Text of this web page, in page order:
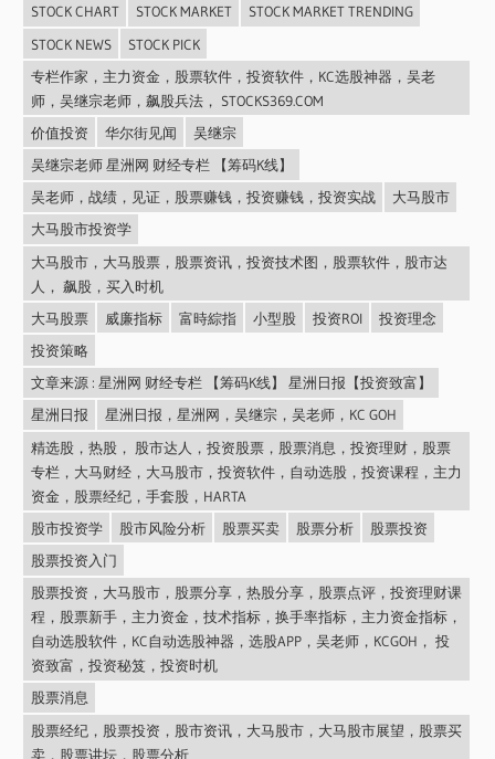
STOCK CHART
STOCK MARKET
STOCK MARKET TRENDING
STOCK NEWS
STOCK PICK
专栏作家，主力资金，股票软件，投资软件，KC选股神器，吴老
师，吴继宗老师，飙股兵法， STOCKS369.COM
价值投资
华尔街见闻
吴继宗
吴继宗老师 星洲网 财经专栏 【筹码K线】
吴老师，战绩，见证，股票赚钱，投资赚钱，投资实战
大马股市
大马股市投资学
大马股市，大马股票，股票资讯，投资技术图，股票软件，股市达
人， 飙股，买入时机
大马股票
威廉指标 富時綜指 小型股 投资ROI
投资理念
投资策略
文章来源 : 星洲网 财经专栏 【筹码K线】 星洲日报【投资致富】
星洲日报
星洲日报，星洲网，吴继宗，吴老师，KC GOH
精选股，热股， 股市达人，投资股票，股票消息，投资理财，股票
专栏，大马财经，大马股市，投资软件，自动选股，投资课程，主力
资金，股票经纪，手套股，HARTA
股市投资学
股市风险分析 股票买卖 股票分析
股票投资
股票投资入门
股票投资，大马股市，股票分享，热股分享，股票点评，投资理财课
程，股票新手，主力资金，技术指标，换手率指标，主力资金指标，
自动选股软件，KC自动选股神器，选股APP，吴老师，KCGOH， 投
资致富，投资秘笈，投资时机
股票消息
股票经纪，股票投资，股市资讯，大马股市，大马股市展望，股票买
卖，股票讲坛，股票分析